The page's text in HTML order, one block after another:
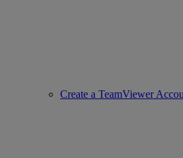
Create a TeamViewer